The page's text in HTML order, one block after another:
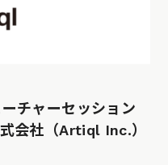
チャーセッション
会社（Artiql Inc.）